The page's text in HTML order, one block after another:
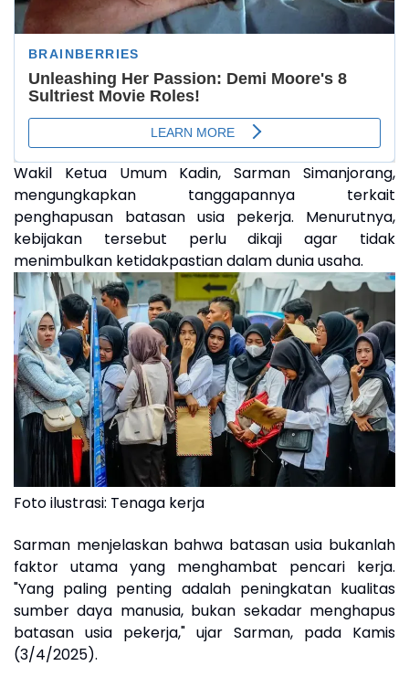
Wakil Ketua Umum Kadin, Sarman Simanjorang,
mengungkapkan tanggapannya terkait
penghapusan batasan usia pekerja. Menurutnya,
kebijakan tersebut perlu dikaji agar tidak
menimbulkan ketidakpastian dalam dunia usaha.
Foto ilustrasi: Tenaga kerja
Sarman menjelaskan bahwa batasan usia bukanlah
faktor utama yang menghambat pencari kerja.
"Yang paling penting adalah peningkatan kualitas
sumber daya manusia, bukan sekadar menghapus
batasan usia pekerja," ujar Sarman, pada Kamis
(3/4/2025).